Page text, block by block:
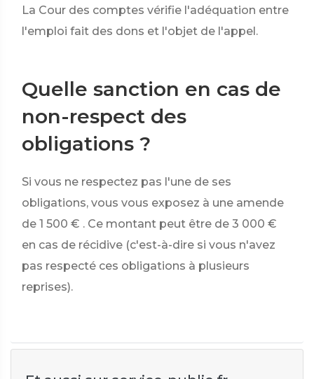
La Cour des comptes vérifie l'adéquation entre
l'emploi fait des dons et l'objet de l'appel.
Quelle sanction en cas de
non-respect des
obligations ?
Si vous ne respectez pas l'une de ses
obligations, vous vous exposez à une amende
de 1 500 € . Ce montant peut être de 3 000 €
en cas de récidive (c'est-à-dire si vous n'avez
pas respecté ces obligations à plusieurs
reprises).